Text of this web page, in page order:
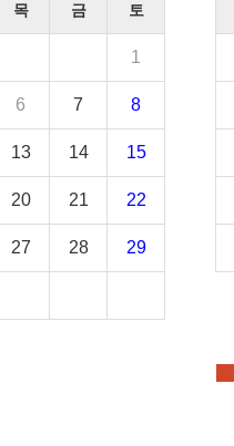
목 금 토
1
6 7 8
13 14 15
20 21 22
27 28 29